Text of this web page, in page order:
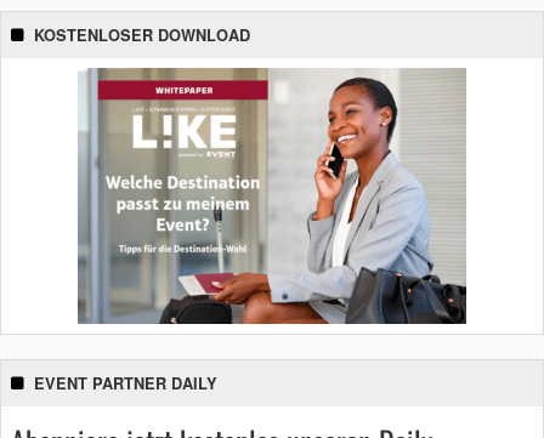
KOSTENLOSER DOWNLOAD
EVENT PARTNER DAILY